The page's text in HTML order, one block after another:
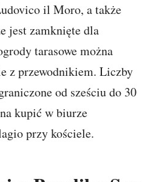
il Moro, a także
jest zamknięte dla
tarasowe można
z przewodnikiem. Liczby
od sześciu do 30
kupić w biurze
przy kościele.